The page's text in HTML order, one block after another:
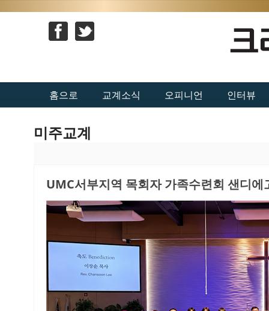
홈으로 교계소식 오피니언 인터뷰
미주교계
UMC서부지역 목회자 가족수련회 샌디에